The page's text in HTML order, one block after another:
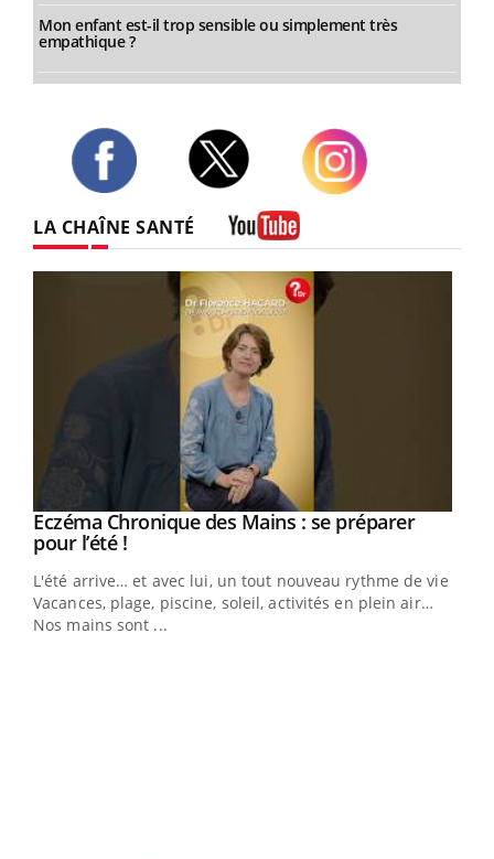
Mon enfant est-il trop sensible ou simplement très
empathique ?
LA CHAÎNE SANTÉ
Youtube
Eczéma Chronique des Mains : se préparer
pour l’été !Youtube
L'été arrive… et avec lui, un tout nouveau rythme de vie !
Vacances, plage, piscine, soleil, activités en plein air…
Nos mains sont ...